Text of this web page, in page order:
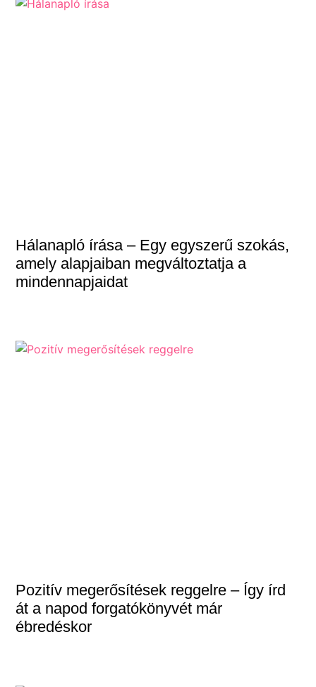
Hálanapló írása – Egy egyszerű szokás,
amely alapjaiban megváltoztatja a
mindennapjaidat
Pozitív megerősítések reggelre – Így írd
át a napod forgatókönyvét már
ébredéskor